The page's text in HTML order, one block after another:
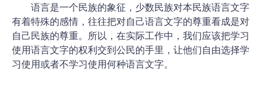
语言是一个民族的象征，少数民族对本民族语言文字
有着特殊的感情，往往把对自己语言文字的尊重看成是对
自己民族的尊重。所以，在实际工作中，我们应该把学习
使用语言文字的权利交到公民的手里，让他们自由选择学
习使用或者不学习使用何种语言文字。